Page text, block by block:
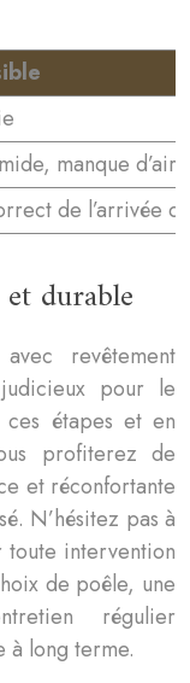
manque d’air
de l’arrivée
durable
revêtement
pour le
étapes et en
profiterez de
et réconfortante
N’hésitez pas à
intervention
de poêle, une
régulier
à long terme.